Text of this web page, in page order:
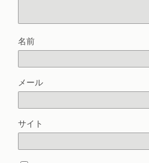
名前
メール
サイト